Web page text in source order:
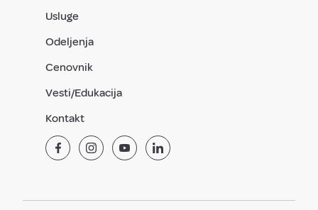
Usluge
Odeljenja
Cenovnik
Vesti/Edukacija
Kontakt